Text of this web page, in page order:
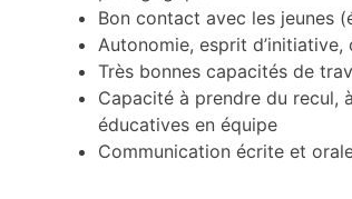
Bon contact avec les jeunes
Autonomie, esprit d’initiative,
Très bonnes capacités de
Capacité à prendre du recul,
éducatives en équipe
Communication écrite et